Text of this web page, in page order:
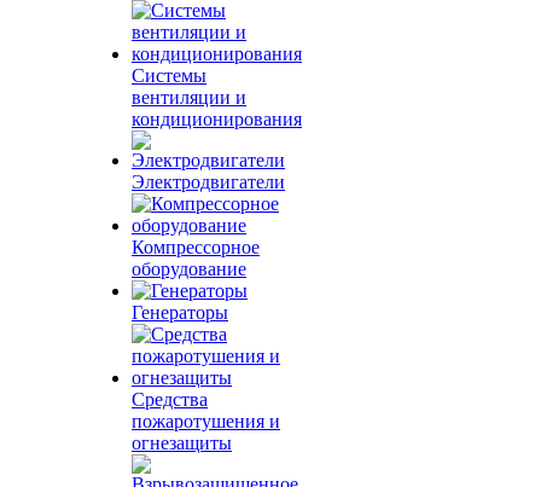
Системы
вентиляции и
кондиционирования
Электродвигатели
Компрессорное
оборудование
Генераторы
Средства
пожаротушения и
огнезащиты